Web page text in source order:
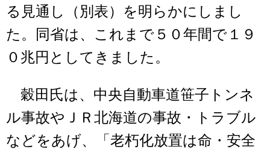
る見通し（別表）を明らかにしまし
た。同省は、これまで５０年間で１９
０兆円としてきました。
穀田氏は、中央自動車道笹子トンネ
ル事故やＪＲ北海道の事故・トラブル
などをあげ、「老朽化放置は命・安全